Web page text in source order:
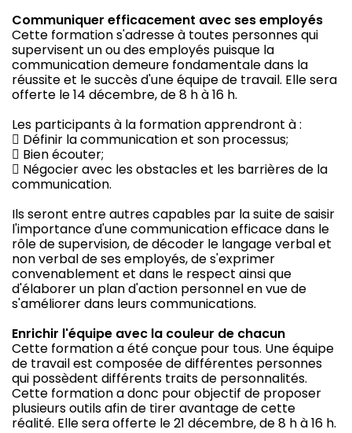
Communiquer efficacement avec ses employés
Cette formation s'adresse à toutes personnes qui
supervisent un ou des employés puisque la
communication demeure fondamentale dans la
réussite et le succès d'une équipe de travail. Elle sera
offerte le 14 décembre, de 8 h à 16 h.
Les participants à la formation apprendront à :
 Définir la communication et son processus;
 Bien écouter;
 Négocier avec les obstacles et les barrières de la
communication.
Ils seront entre autres capables par la suite de saisir
l'importance d'une communication efficace dans le
rôle de supervision, de décoder le langage verbal et
non verbal de ses employés, de s'exprimer
convenablement et dans le respect ainsi que
d'élaborer un plan d'action personnel en vue de
s'améliorer dans leurs communications.
Enrichir l'équipe avec la couleur de chacun
Cette formation a été conçue pour tous. Une équipe
de travail est composée de différentes personnes
qui possèdent différents traits de personnalités.
Cette formation a donc pour objectif de proposer
plusieurs outils afin de tirer avantage de cette
réalité. Elle sera offerte le 21 décembre, de 8 h à 16 h.